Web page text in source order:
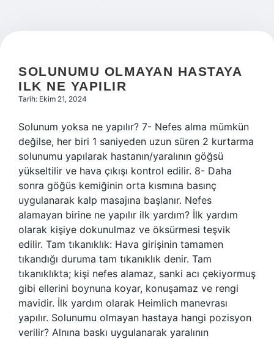
SOLUNUMU OLMAYAN HASTAYA
ILK NE YAPILIR
Tarih: Ekim 21, 2024
Solunum yoksa ne yapılır? 7- Nefes alma mümkün
değilse, her biri 1 saniyeden uzun süren 2 kurtarma
solunumu yapılarak hastanın/yaralının göğsü
yükseltilir ve hava çıkışı kontrol edilir. 8- Daha
sonra göğüs kemiğinin orta kısmına basınç
uygulanarak kalp masajına başlanır. Nefes
alamayan birine ne yapılır ilk yardım? İlk yardım
olarak kişiye dokunulmaz ve öksürmesi teşvik
edilir. Tam tıkanıklık: Hava girişinin tamamen
tıkandığı duruma tam tıkanıklık denir. Tam
tıkanıklıkta; kişi nefes alamaz, sanki acı çekiyormuş
gibi ellerini boynuna koyar, konuşamaz ve rengi
mavidir. İlk yardım olarak Heimlich manevrası
yapılır. Solunumu olmayan hastaya hangi pozisyon
verilir? Alnına baskı uygulanarak yaralının